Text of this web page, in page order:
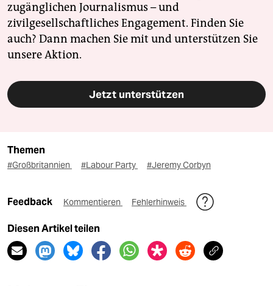
zugänglichen Journalismus – und
zivilgesellschaftliches Engagement. Finden Sie
auch? Dann machen Sie mit und unterstützen Sie
unsere Aktion.
Jetzt unterstützen
Themen
#Großbritannien #Labour Party #Jeremy Corbyn
Feedback Kommentieren Fehlerhinweis
Diesen Artikel teilen